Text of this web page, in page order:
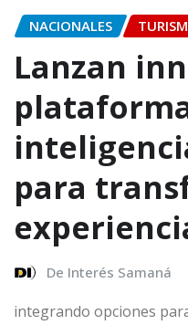
NACIONALES
Lanzan
para
De Interés Samaná
integrando opciones